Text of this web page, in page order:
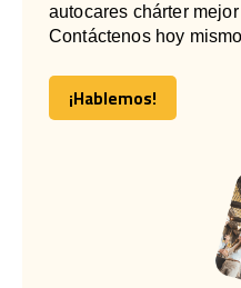
autocares chárter
Contáctenos hoy
¡Hablemos!
¡Hablemos!